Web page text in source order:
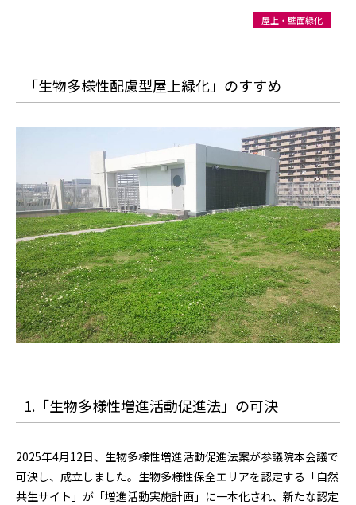
屋上・壁面緑化
「生物多様性配慮型屋上緑化」のすすめ
1.「生物多様性増進活動促進法」の可決
2025年4月12日、生物多様性増進活動促進法案が参議院本会議で
可決し、成立しました。生物多様性保全エリアを認定する「自然
共生サイト」が「増進活動実施計画」に一本化され、新たな認定